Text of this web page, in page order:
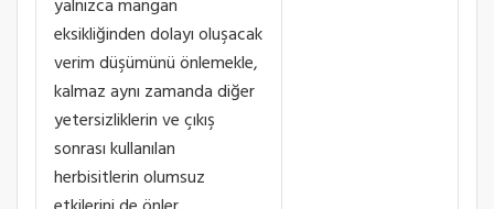
yalnızca mangan
eksikliğinden dolayı oluşacak
verim düşümünü önlemekle,
kalmaz aynı zamanda diğer
yetersizliklerin ve çıkış
sonrası kullanılan
herbisitlerin olumsuz